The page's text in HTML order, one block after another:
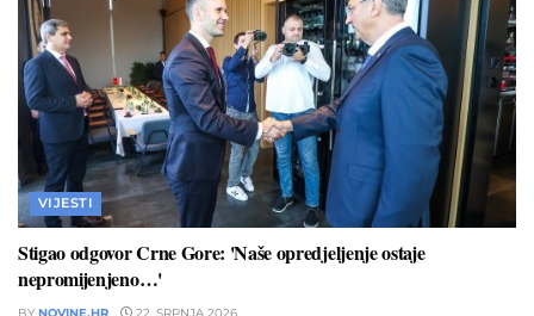
VIJESTI
Stigao odgovor Crne Gore: 'Naše opredjeljenje ostaje
nepromijenjeno…'